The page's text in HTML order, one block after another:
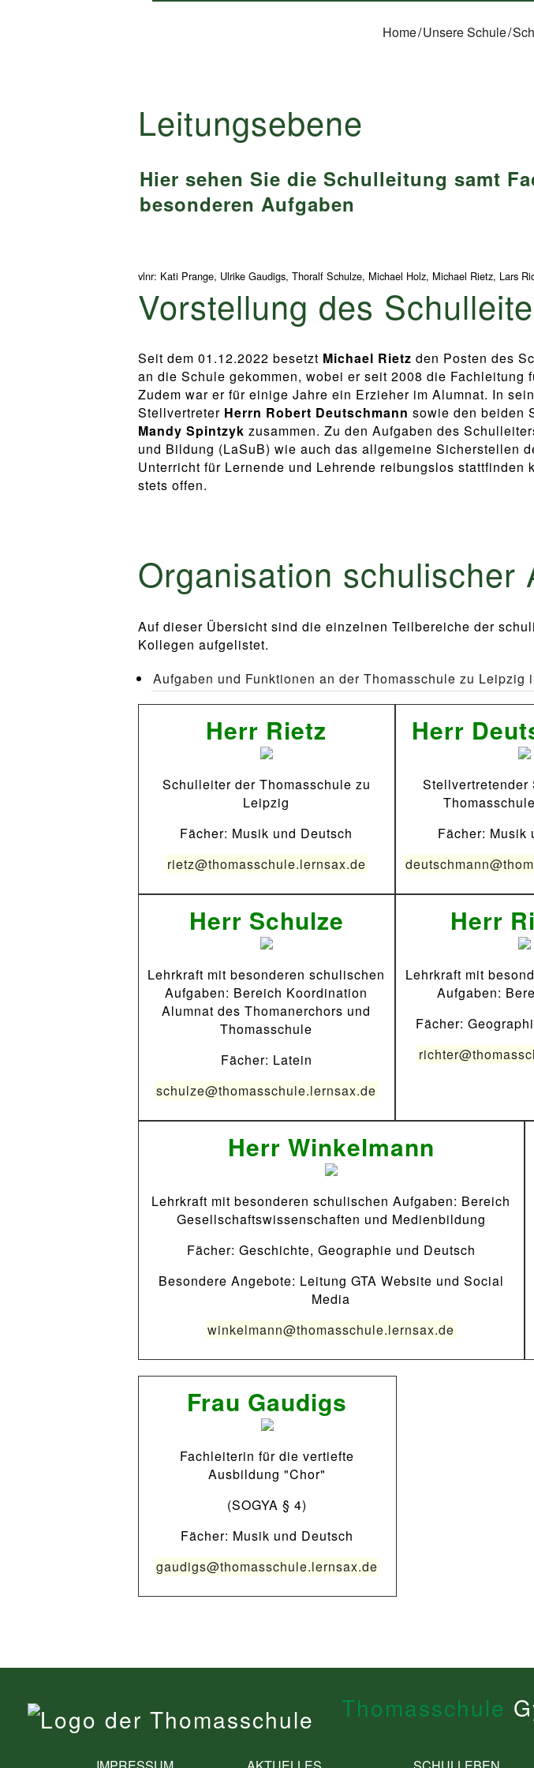
Home/Unsere Schule/
Leitungsebene
Hier sehen Sie die Schulleitung samt
besonderen Aufgaben
vlnr: Kati Prange, Ulrike Gaudigs, Thoralf Schulze, Michael Holz, Michael Rietz, Lars
Vorstellung des
Seit dem 01.12.2022 besetzt Michael Rietz den Posten des
an die Schule gekommen, wobei er seit 2008 die
Zudem war er für einige Jahre ein Erzieher im Alumnat. In
Stellvertreter Herrn Robert Deutschmann sowie den beiden
Mandy Spintzyk zusammen. Zu den Aufgaben des
und Bildung (LaSuB) wie auch das allgemeine Sicherstellen
Unterricht für Lernende und Lehrende reibungslos
stets offen.
Organisation schulischer
Auf dieser Übersicht sind die einzelnen Teilbereiche der
Kollegen aufgelistet.
Aufgaben und Funktionen an der Thomasschule zu Leipzig
Herr Rietz
Schulleiter der Thomasschule zu
Leipzig
Fächer: Musik und Deutsch
rietz@thomasschule.lernsax.de
Herr
Fächer: Musik
Herr Schulze
Lehrkraft mit besonderen schulischen
Aufgaben: Bereich Koordination
Alumnat des Thomanerchors und
Thomasschule
Fächer: Latein
schulze@thomasschule.lernsax.de
Herr
Lehrkraft mit
Aufgaben:
Fächer:
Herr Winkelmann
Lehrkraft mit besonderen schulischen Aufgaben: Bereich
Gesellschaftswissenschaften und Medienbildung
Fächer: Geschichte, Geographie und Deutsch
Besondere Angebote: Leitung GTA Website und Social
Media
winkelmann@thomasschule.lernsax.de
Frau Gaudigs
Fachleiterin für die vertiefte
Ausbildung "Chor"
(SOGYA § 4)
Fächer: Musik und Deutsch
gaudigs@thomasschule.lernsax.de
Thomasschule